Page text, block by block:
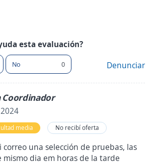
esta evaluación?
No 0 Denunciar
Coordinador
media No recibí oferta
una selección de pruebas, las
mismo dia em horas de la tarde